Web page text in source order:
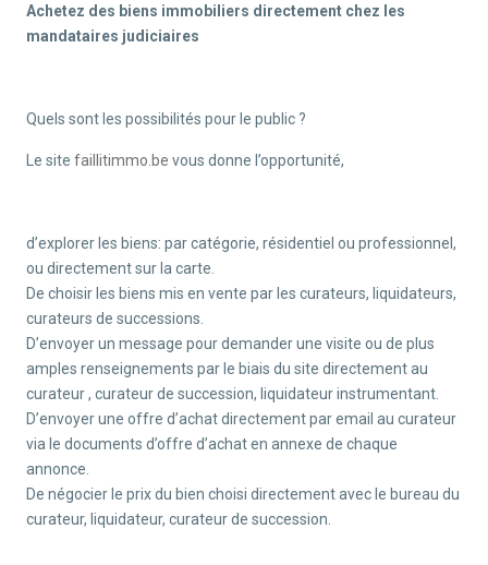
Achetez des biens immobiliers directement chez les
mandataires judiciaires
Quels sont les possibilités pour le public ?
Le site faillitimmo.be vous donne l’opportunité,
d’explorer les biens: par catégorie, résidentiel ou professionnel,
ou directement sur la carte.
De choisir les biens mis en vente par les curateurs, liquidateurs,
curateurs de successions.
D’envoyer un message pour demander une visite ou de plus
amples renseignements par le biais du site directement au
curateur , curateur de succession, liquidateur instrumentant.
D’envoyer une offre d’achat directement par email au curateur
via le documents d’offre d’achat en annexe de chaque
annonce.
De négocier le prix du bien choisi directement avec le bureau du
curateur, liquidateur, curateur de succession.